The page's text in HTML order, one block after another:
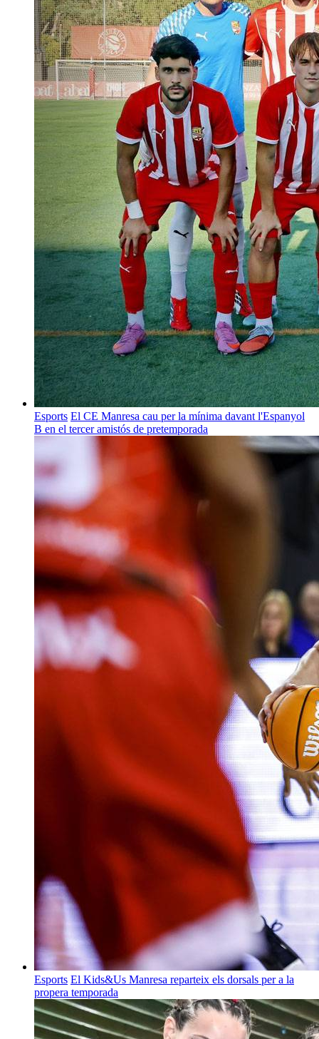
Esports El CE Manresa cau per la mínima davant l'Espanyol
B en el tercer amistós de pretemporada
Esports El Kids&Us Manresa reparteix els dorsals per a la
propera temporada